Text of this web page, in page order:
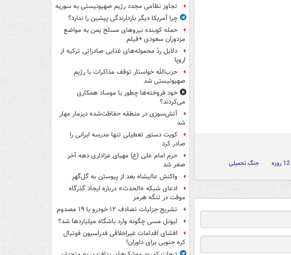
جنگ تحمیلی
تجاوز نظامی مجدد رژیم صهیونیستی به سوریه
چرا آمریکا دیگر بازدارندگی پیشین را ندارد؟
حمله کوبنده نیروهای مسلح یمن به مواضع
مزدوران سعودی +فیلم
دلایل ردّ محموله‌های غذایی صادراتی ترکیه از
اروپا
حزب‌الله خواستار توقف مذاکرات با رژیم
صهیونیستی شد
خود فروخته‌ها چطور با موساد همکاری
می‌کردند؟
آتش‌سوزی در منطقه حفاظت‌شده دیزمار مهار
شد
کویت دستور تعطیلی تنها مدرسه ایرانی را
صادر کرد
حرم امام علی (ع) مهیای عزاداری دهه آخر
صفر شد
واکنش عالیشاه بعد از پیوستن به گل‌گهر
ادعای شبکه «الحدث» درباره ایجاد گذرگاه
موقت در تنگه هرمز
تشریح جزئیات تصادف ۱۲ خودرو با ۱۹ مصدوم
لیونل مسی چگونه وارد باشگاه میلیاردها شد؟
افشای اقدامات غیراخلاقی فدراسیون فوتبال
کره جنوبی برای داوران!